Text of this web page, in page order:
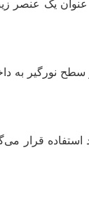
یک عنصر
سطح نورگیر به
استفاده قرار